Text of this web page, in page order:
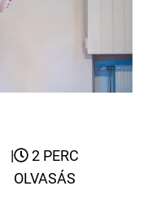
|
2 PERC
OLVASÁS